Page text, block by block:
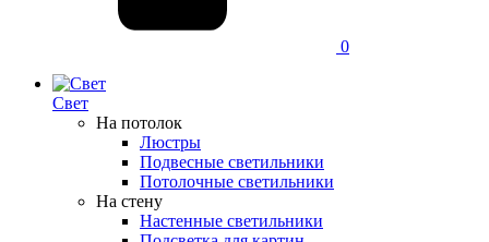
0
Свет
На потолок
Люстры
Подвесные светильники
Потолочные светильники
На стену
Настенные светильники